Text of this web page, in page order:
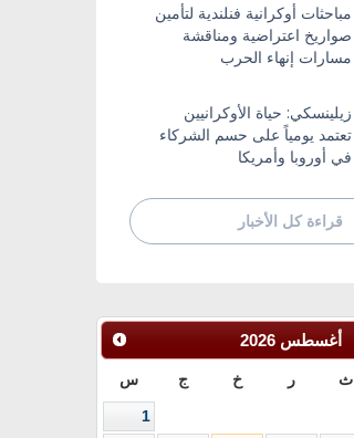
مباحثات أوكرانية فنلندية لتأمين
صواريخ اعتراضية ومناقشة
مسارات إنهاء الحرب
زيلينسكي: حياة الأوكرانيين
تعتمد يومياً على حسم الشركاء
في أوروبا وأمريكا
قراءة كل الأخبار
أغسطس 2026
ث ر خ ج س
1